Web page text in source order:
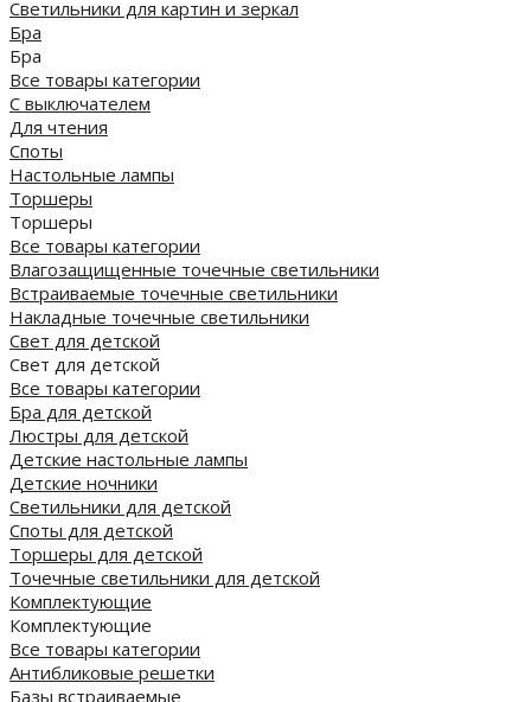
Светильники для картин и зеркал
Бра
Бра
Все товары категории
С выключателем
Для чтения
Споты
Настольные лампы
Торшеры
Торшеры
Все товары категории
Влагозащищенные точечные светильники
Встраиваемые точечные светильники
Накладные точечные светильники
Свет для детской
Свет для детской
Все товары категории
Бра для детской
Люстры для детской
Детские настольные лампы
Детские ночники
Светильники для детской
Споты для детской
Торшеры для детской
Точечные светильники для детской
Комплектующие
Комплектующие
Все товары категории
Антибликовые решетки
Базы встраиваемые